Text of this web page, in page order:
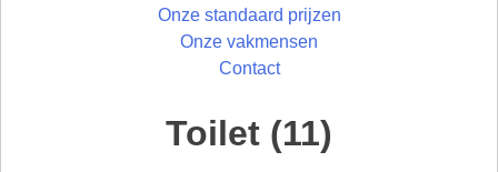
Onze standaard prijzen
Onze vakmensen
Contact
Toilet (11)